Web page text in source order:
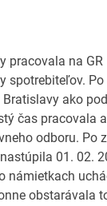
na GR
Po
ako
čas pracovala
odboru. Po
01. 02.
námietkach
obstarávala